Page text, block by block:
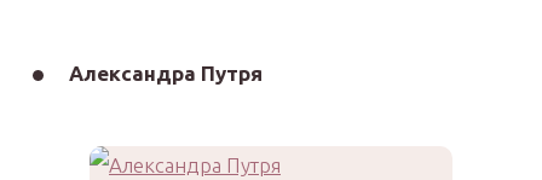
Александра Путря